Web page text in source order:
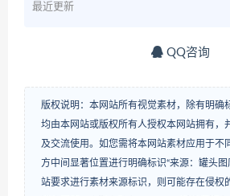
最近更新
QQ咨询
版权说明：本网站所有视觉素材，除有明确
均由本网站或版权所有人授权本网站拥有，
及交流使用。如您需将本网站素材应用于不
方中间显著位置进行明确标识“来源：罐头图
站要求进行素材来源标识，则可能存在侵权